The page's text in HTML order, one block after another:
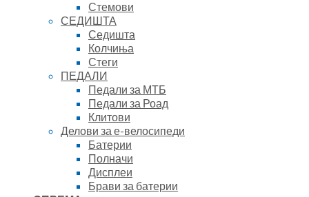
Стемови
СЕДИШТА
Седишта
Колчиња
Стеги
ПЕДАЛИ
Педали за МТБ
Педали за Роад
Клитови
Делови за е-велосипеди
Батерии
Полначи
Дисплеи
Брави за батерии